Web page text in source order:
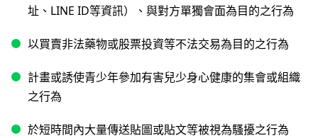
址、LINE ID等資訊）、與對方單獨會面為目的之行為
以買賣非法藥物或股票投資等不法交易為目的之行為
計畫或誘使青少年參加有害兒少身心健康的集會或組織
之行為
於短時間內大量傳送貼圖或貼文等被視為騷擾之行為